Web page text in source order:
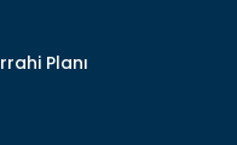
Planı